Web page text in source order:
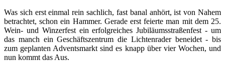
Was sich erst einmal rein sachlich, fast banal anhört, ist von Nahem
betrachtet, schon ein Hammer. Gerade erst feierte man mit dem 25.
Wein- und Winzerfest ein erfolgreiches Jubiläumsstraßenfest - um
das manch ein Geschäftszentrum die Lichtenrader beneidet - bis
zum geplanten Adventsmarkt sind es knapp über vier Wochen, und
nun kommt das Aus.